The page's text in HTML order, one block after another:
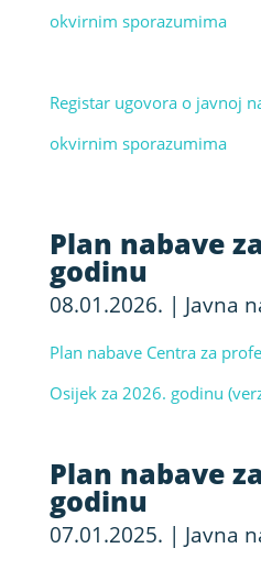
okvirnim sporazumima
Registar ugovora o javnoj
okvirnim sporazumima
Plan nabave
godinu
08.01.2026. | Javna
Plan nabave Centra za
Osijek za 2026. godinu
Plan nabave
godinu
07.01.2025. | Javna